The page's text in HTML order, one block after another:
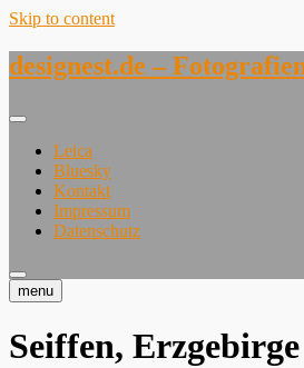
Skip to content
designest.de –
Leica
Bluesky
Kontakt
Impressum
Datenschutz
menu
Seiffen, Erzgebirge